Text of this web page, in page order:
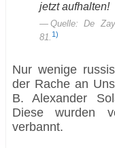
jetzt aufhalten!
Quelle: De
81. 1)
Nur wenige
der Rache an
B. Alexander
Diese wurden
verbannt.